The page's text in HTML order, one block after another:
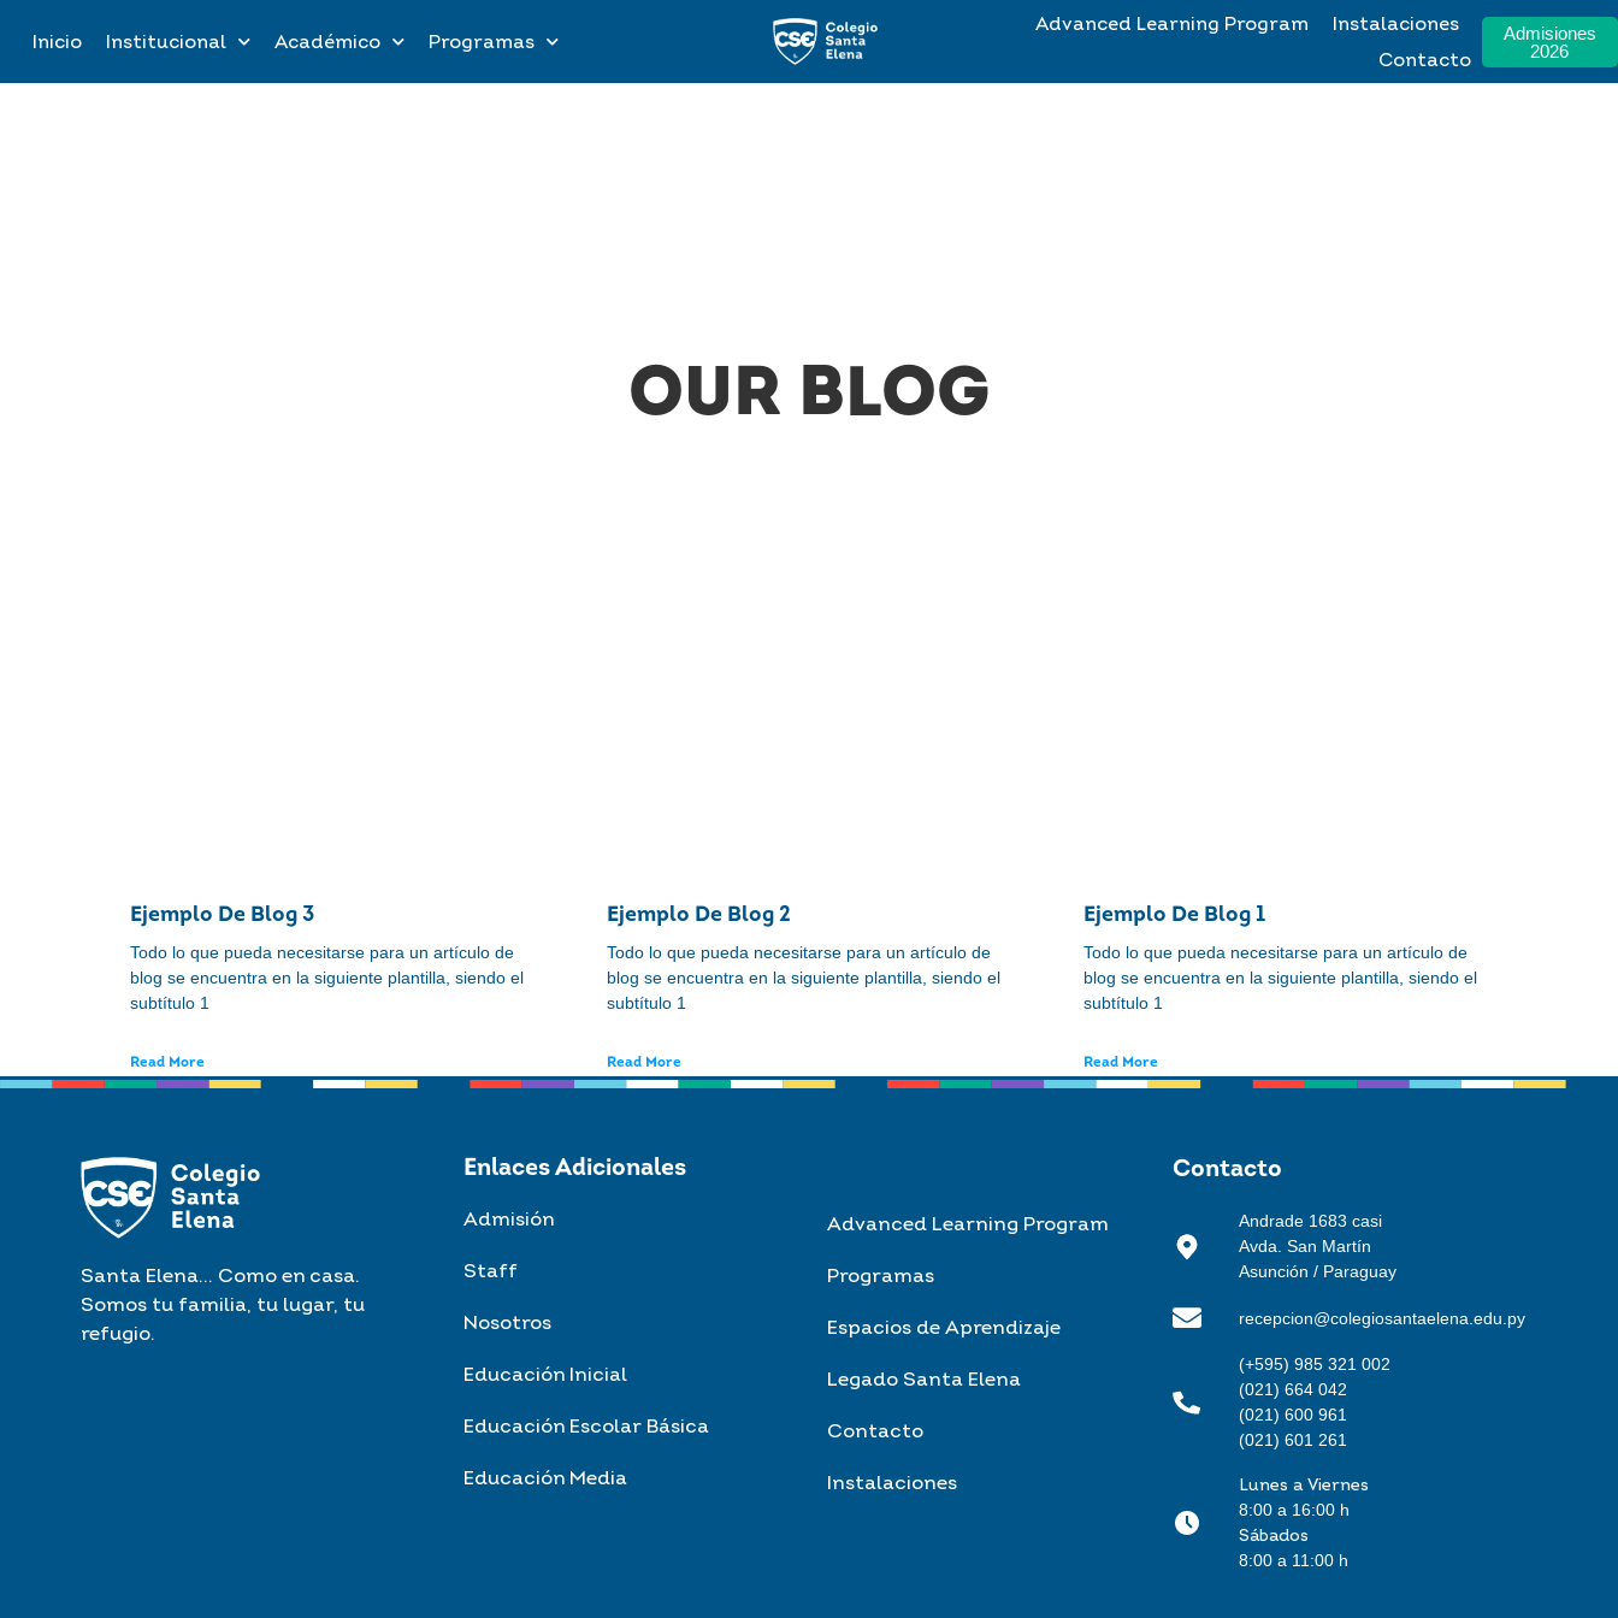
Inicio Institucional Académico Programas
Advanced Learning Program
Instalaciones
Contacto
Admisiones
2026
OUR BLOG
Ejemplo De Blog 3
Todo lo que pueda necesitarse para un artículo de
blog se encuentra en la siguiente plantilla, siendo el
subtítulo 1
Read More
Ejemplo De Blog 2
Todo lo que pueda necesitarse para un artículo de
blog se encuentra en la siguiente plantilla, siendo el
subtítulo 1
Read More
Ejemplo De Blog 1
Todo lo que pueda necesitarse para un artículo de
blog se encuentra en la siguiente plantilla, siendo el
subtítulo 1
Read More
Santa Elena... Como en casa.
Somos tu familia, tu lugar, tu
refugio.
Enlaces Adicionales
Admisión
Staff
Nosotros
Educación Inicial
Educación Escolar Básica
Educación Media
Advanced Learning Program
Programas
Espacios de Aprendizaje
Legado Santa Elena
Contacto
Instalaciones
Contacto
Andrade 1683 casi
Avda. San Martín
Asunción / Paraguay
recepcion@colegiosantaelena.edu.py
(+595) 985 321 002
(021) 664 042
(021) 600 961
(021) 601 261
Lunes a Viernes
8:00 a 16:00 h
Sábados
8:00 a 11:00 h